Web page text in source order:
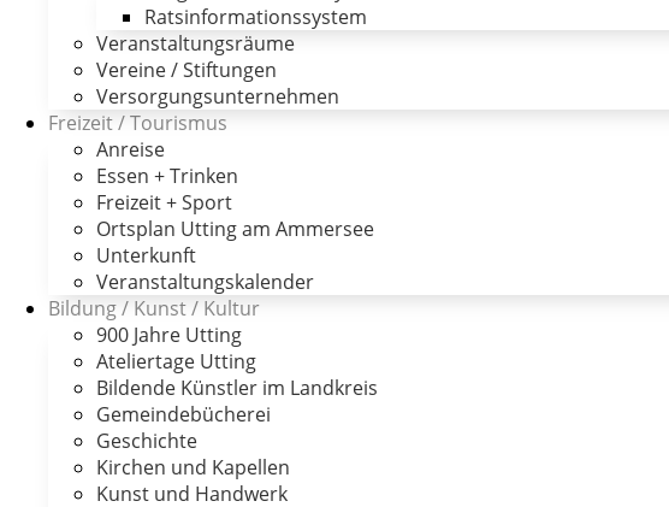
Ratsinformationssystem
Veranstaltungsräume
Vereine / Stiftungen
Versorgungsunternehmen
Freizeit / Tourismus
Anreise
Essen + Trinken
Freizeit + Sport
Ortsplan Utting am Ammersee
Unterkunft
Veranstaltungskalender
Bildung / Kunst / Kultur
900 Jahre Utting
Ateliertage Utting
Bildende Künstler im Landkreis
Gemeindebücherei
Geschichte
Kirchen und Kapellen
Kunst und Handwerk